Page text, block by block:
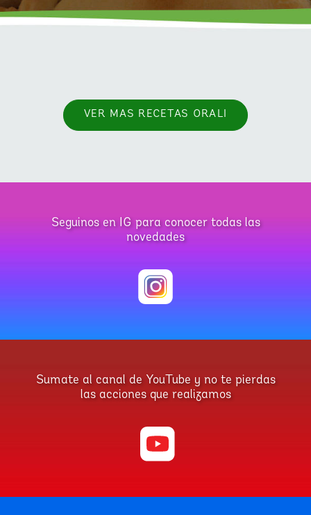
VER MAS RECETAS ORALI
Seguinos en IG para conocer todas las
novedades
Sumate al canal de YouTube y no te pierdas
las acciones que realizamos